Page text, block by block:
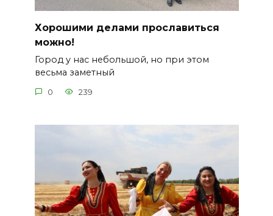
Хорошими делами прославиться
можно!
Город у нас небольшой, но при этом
весьма заметный
0 239